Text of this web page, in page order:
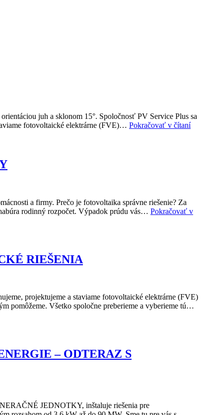
juh a sklonom 15°. Spoločnosť PV Service Plus sa
fotovoltaické elektrárne (FVE)… Pokračovať v čítaní
a firmy. Prečo je fotovoltaika správne riešenie? Za
rodinný rozpočet. Výpadok prúdu vás… Pokračovať v
RIEŠENIA
projektujeme a staviame fotovoltaické elektrárne (FVE)
pomôžeme. Všetko spoločne preberieme a vyberieme tú…
– ODTERAZ S
JEDNOTKY, inštaluje riešenia pre